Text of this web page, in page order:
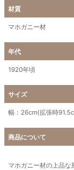
材質
マホガニー材
年代
1920年頃
サイズ
幅：26cm(拡張時
商品について
マホガニー材の上品